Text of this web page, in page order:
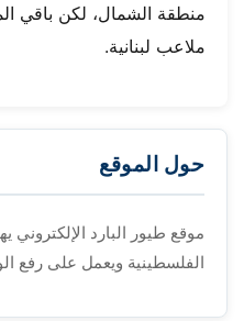
منطقة الشمال، لكن باقي
ملاعب لبنانية.
حول الموقع
موقع طيور البارد
الفلسطينية ويعمل على رفع